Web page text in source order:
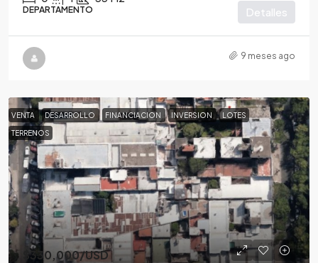
DEPARTAMENTO Detalles
9 meses ago
VENTA DESARROLLO FINANCIACION INVERSION LOTES
TERRENOS
$330,000/USD